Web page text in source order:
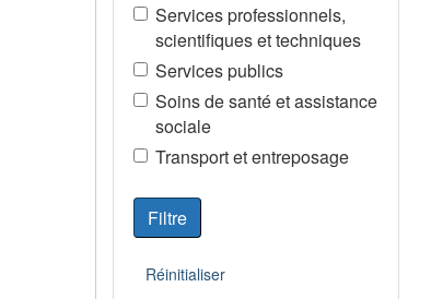
Services professionnels,
scientifiques et techniques
Services publics
Soins de santé et assistance
sociale
Transport et entreposage